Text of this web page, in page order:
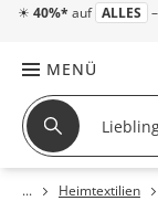
☀ 40%* auf ALLES
MENÜ
Heimtextilien